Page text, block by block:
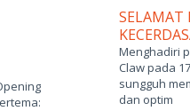
SELAMAT
Menghadiri
Claw pada
sungguh
dan optim